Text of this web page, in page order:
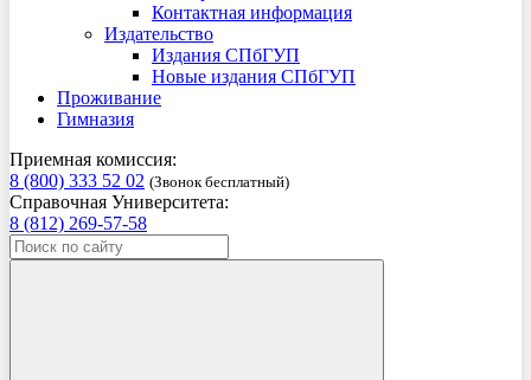
Контактная информация
Издательство
Издания СПбГУП
Новые издания СПбГУП
Проживание
Гимназия
Приемная комиссия:
8 (800) 333 52 02 (Звонок бесплатный)
Справочная Университета:
8 (812) 269-57-58